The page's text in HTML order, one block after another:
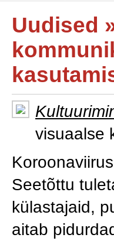
Uudised
visuaalse
Seetõttu
külastajaid,
aitab